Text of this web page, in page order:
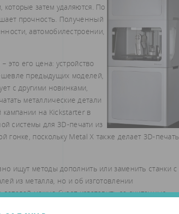
затем удаляются. По
прочность. Полученный
автомобилестроении,
это его цена: устройство
предыдущих моделей,
с другими новинками,
металлические детали
на Kickstarter в
системы для 3D-печати из
поскольку Metal X также делает 3D-печать
ищут методы дополнить или заменить станки с
из металла, но и об изготовлении
можно будет изготовить за считанные
– позволить компаниям производить